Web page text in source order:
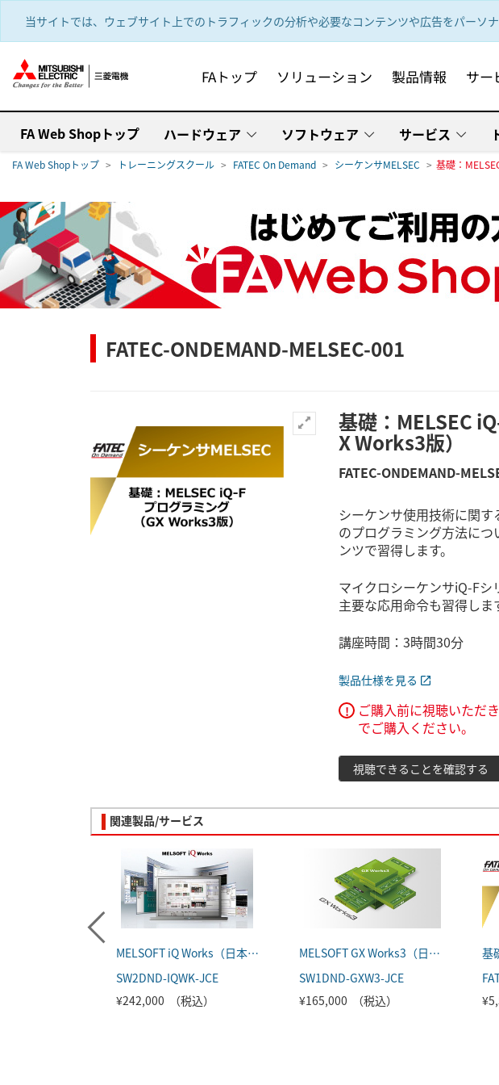
当サイトでは、ウェブサイト上でのトラフィックの分析や必要なコンテンツや広告をパー
FAトップ ソリューション 製品情報 サー
FA Web Shopトップ ハードウェア ソフトウェア サービス
FA Web Shopトップ トレーニングスクール FATEC On Demand シーケンサMELSEC 基礎：
FATEC-ONDEMAND-MELSEC-001
基礎：MELSEC
X Works3版）
FATEC-ONDEMAND-
シーケンサ使用技術に関
のプログラミング方法に
ンツで習得します。
マイクロシーケンサiQ-F
主要な応用命令も習得しま
講座時間：3時間30分
製品仕様を見る
!
ご購入前に視聴いただ
でご購入ください。
視聴できることを確認する
関連製品/サービス
MELSOFT iQ Works（日本語版）
SW2DND-IQWK-JCE
¥242,000 （税込）
MELSOFT GX Works3（日本語版）
SW1DND-GXW3-JCE
¥165,000 （税込）